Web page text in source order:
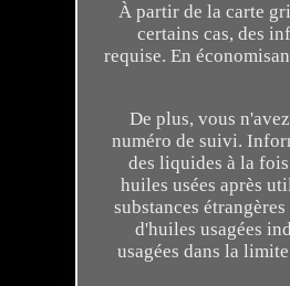
À partir de la carte
certains cas, des
requise. En
De plus, vous
numéro de suivi.
des liquides à la
huiles usées après
substances
d'huiles usagées
usagées dans la